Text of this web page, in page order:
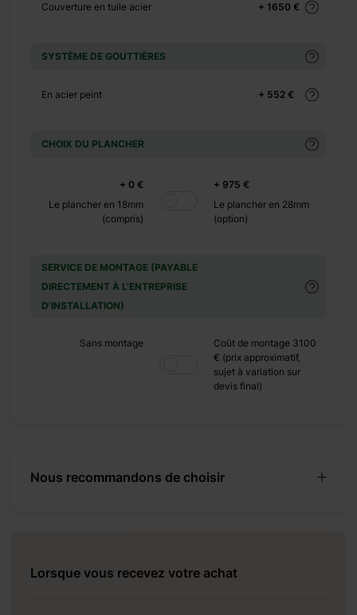
+ 1650 €
Couverture en tuile acier
SYSTÈME DE GOUTTIÈRES
+ 552 €
En acier peint
CHOIX DU PLANCHER
+ 0 €
Le plancher en 18mm
(compris)
+ 975 €
Le plancher en 28mm
(option)
SERVICE DE MONTAGE (PAYABLE
DIRECTEMENT À L'ENTREPRISE
D'INSTALLATION)
Sans montage
Coût de montage 3100
€ (prix approximatif,
sujet à variation sur
devis final)
Nous recommandons de choisir
Lorsque vous recevez votre achat
en trois pièces.
comme espace
telles que la